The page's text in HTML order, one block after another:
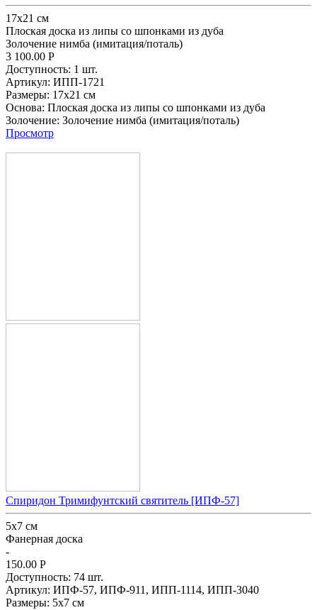
17х21 см
Плоская доска из липы со шпонками из дуба
Золочение нимба (имитация/поталь)
3 100.00 Р
Доступность: 1 шт.
Артикул: ИПП-1721
Размеры: 17х21 см
Основа: Плоская доска из липы со шпонками из дуба
Золочение: Золочение нимба (имитация/поталь)
Просмотр
Спиридон Тримифунтский святитель [ИПФ-57]
5x7 см
Фанерная доска
-
150.00 Р
Доступность: 74 шт.
Артикул: ИПФ-57, ИПФ-911, ИПП-1114, ИПП-3040
Размеры: 5x7 см